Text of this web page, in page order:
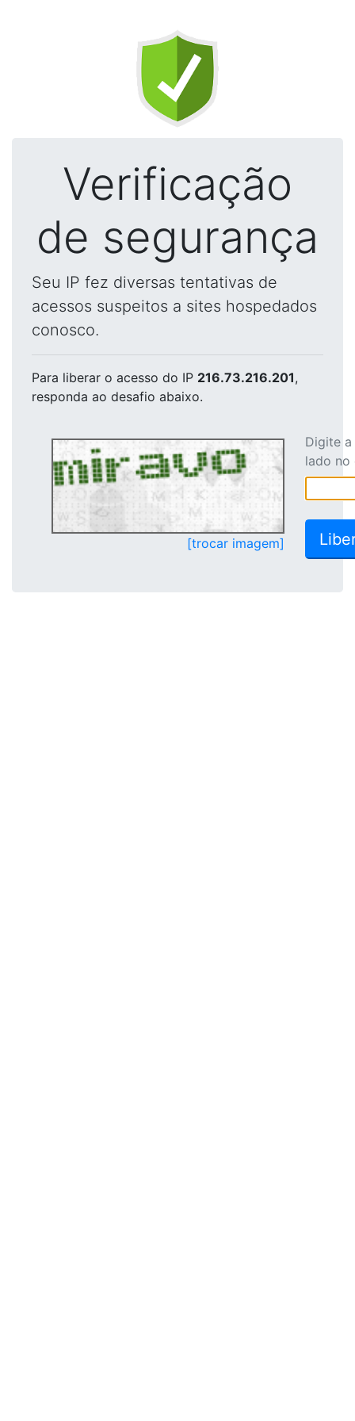
Verificação
de segurança
Seu IP fez diversas tentativas de
acessos suspeitos a sites hospedados
conosco.
Para liberar o acesso do IP 216.73.216.201,
responda ao desafio abaixo.
[trocar imagem]
Digite
lado no